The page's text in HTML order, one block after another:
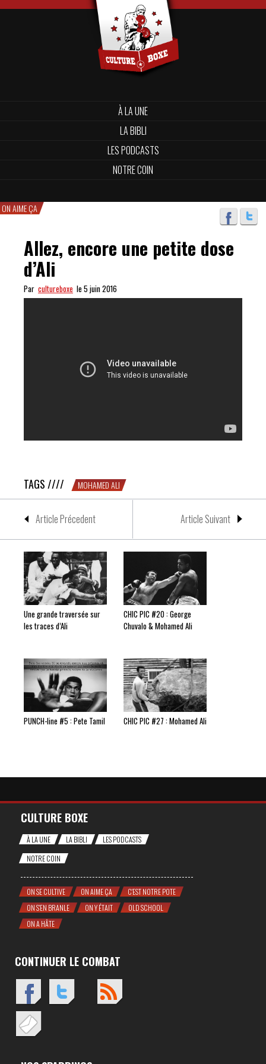
À LA UNE
LA BIBLI
LES PODCASTS
NOTRE COIN
ON AIME ÇA
Allez, encore une petite dose
d’Ali
Par cultureboxe le 5 juin 2016
TAGS //// MOHAMED ALI
Article Précedent Article Suivant
Une grande traversée sur
les traces d’Ali
CHIC PIC #20 : George
Chuvalo & Mohamed Ali
PUNCH-line #5 : Pete Tamil CHIC PIC #27 : Mohamed Ali
CULTURE BOXE
À LA UNE LA BIBLI
LES PODCASTS
NOTRE COIN
ON SE CULTIVE ON AIME ÇA
C'EST NOTRE POTE
ON S'EN BRANLE
ON Y ÉTAIT
OLD SCHOOL
ON A HÂTE
CONTINUER LE COMBAT